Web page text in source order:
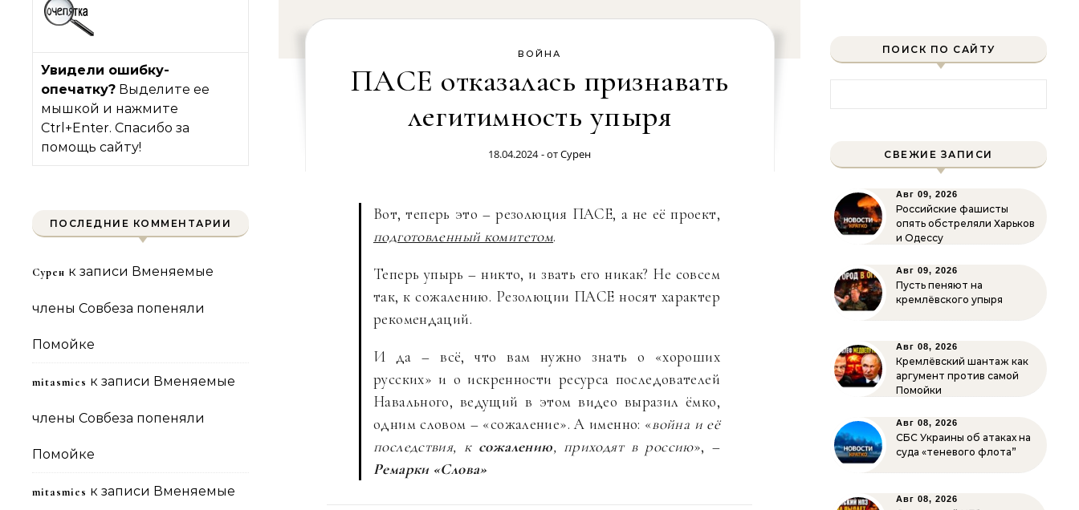
Увидели ошибку-
опечатку? Выделите ее
мышкой и нажмите
Ctrl+Enter. Спасибо за
помощь сайту!
ПОСЛЕДНИЕ КОММЕНТАРИИ
Сурен к записи Вменяемые
члены Совбеза попеняли
Помойке
mitasmies к записи Вменяемые
члены Совбеза попеняли
Помойке
mitasmies к записи Вменяемые
ВОЙНА
ПАСЕ отказалась признавать
легитимность упыря
18.04.2024 - отСурен
Вот, теперь это – резолюция ПАСЕ, а не её проект,
подготовленный комитетом.
Теперь упырь – никто, и звать его никак? Не совсем
так, к сожалению. Резолюции ПАСЕ носят характер
рекомендаций.
И да – всё, что вам нужно знать о «хороших
русских» и о искренности ресурса последователей
Навального, ведущий в этом видео выразил ёмко,
одним словом – «сожаление». А именно: «война и её
последствия, к сожалению, приходят в россию», –
Ремарки «Слова»
ПОИСК ПО САЙТУ
СВЕЖИЕ ЗАПИСИ
Авг 09, 2026
Российские фашисты
опять обстреляли Харьков
и Одессу
Авг 09, 2026
Пусть пеняют на
кремлёвского упыря
Авг 08, 2026
Кремлёвский шантаж как
аргумент против самой
Помойки
Авг 08, 2026
СБС Украины об атаках на
суда «теневого флота”
Авг 08, 2026